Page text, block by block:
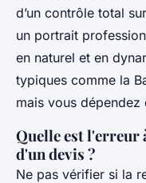
d’un contrôle total
un portrait
en naturel et en
typiques comme la
mais vous dépendez
Quelle est l'erreur
d'un devis ?
Ne pas vérifier si la